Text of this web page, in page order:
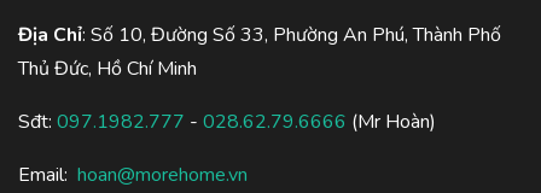
Địa Chỉ: Số 10, Đường Số 33, Phường An Phú, Thành Phố
Thủ Đức, Hồ Chí Minh
Sđt: 097.1982.777 - 028.62.79.6666 (Mr Hoàn)
Email: hoan@morehome.vn